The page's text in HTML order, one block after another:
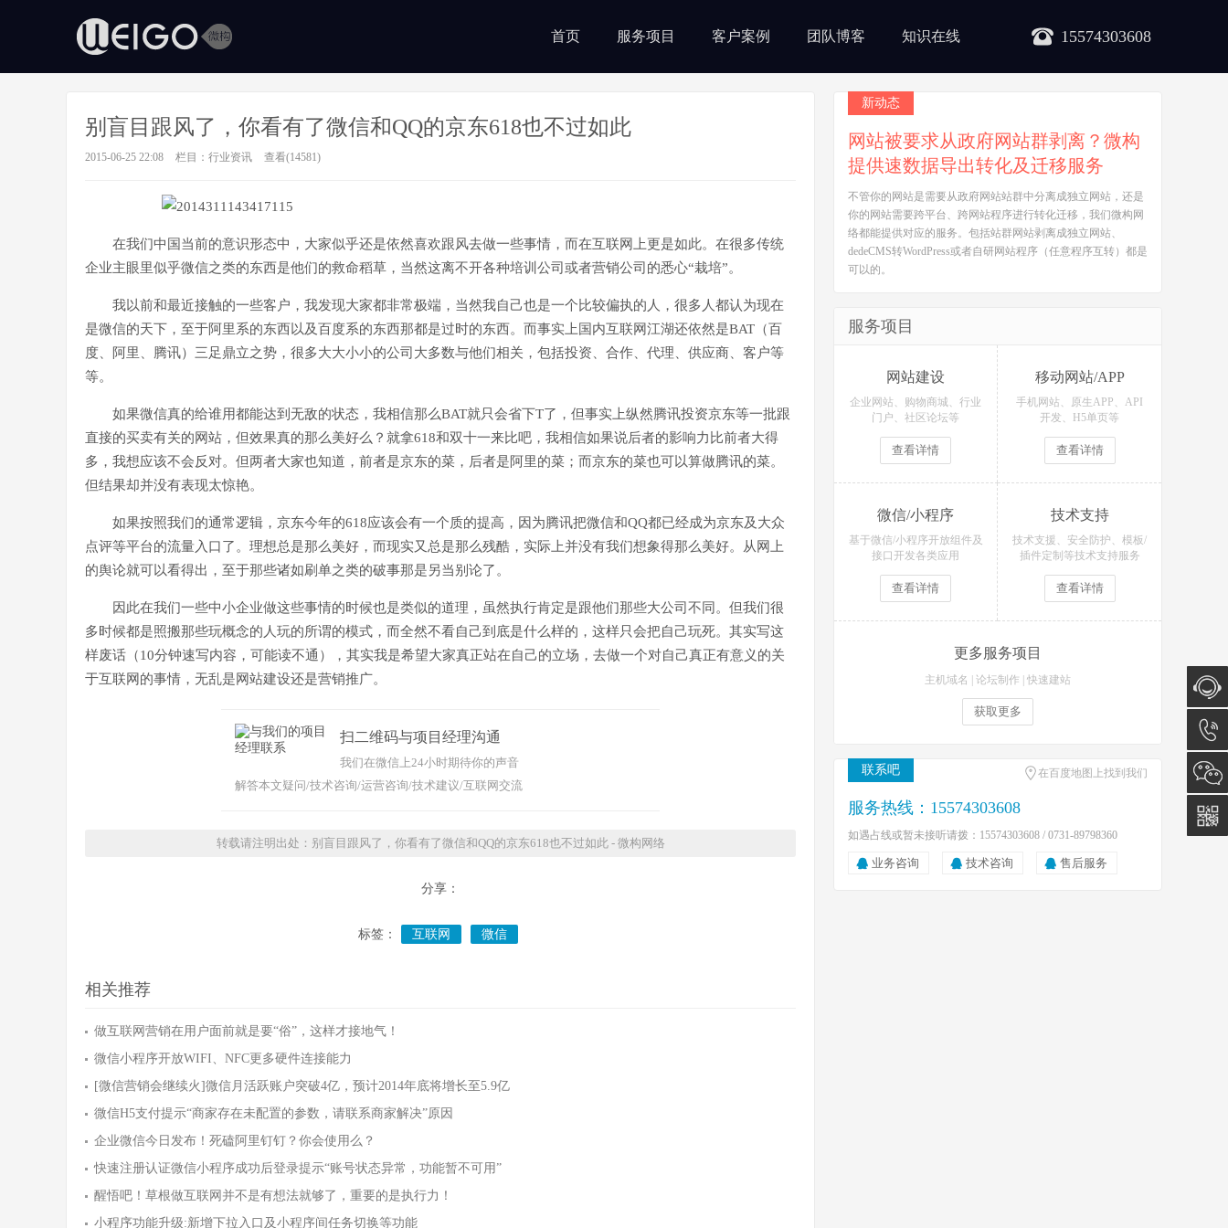
15574303608
首页 服务项目 客户案例 团队博客 知识在线
别盲目跟风了，你看有了微信和QQ的京东618也不过如此
2015-06-25 22:08 栏目： 行业资讯 查看(14581)
在我们中国当前的意识形态中，大家似乎还是依然喜欢跟风去做一些事情，而在互联网上更是如此。在很多传统
企业主眼里似乎微信之类的东西是他们的救命稻草，当然这离不开各种培训公司或者营销公司的悉心“栽培”。
我以前和最近接触的一些客户，我发现大家都非常极端，当然我自己也是一个比较偏执的人，很多人都认为现在
是微信的天下，至于阿里系的东西以及百度系的东西那都是过时的东西。而事实上国内互联网江湖还依然是BAT（百
度、阿里、腾讯）三足鼎立之势，很多大大小小的公司大多数与他们相关，包括投资、合作、代理、供应商、客户等
等。
如果微信真的给谁用都能达到无敌的状态，我相信那么BAT就只会省下T了，但事实上纵然腾讯投资京东等一批跟
直接的买卖有关的网站，但效果真的那么美好么？就拿618和双十一来比吧，我相信如果说后者的影响力比前者大得
多，我想应该不会反对。但两者大家也知道，前者是京东的菜，后者是阿里的菜；而京东的菜也可以算做腾讯的菜。
但结果却并没有表现太惊艳。
如果按照我们的通常逻辑，京东今年的618应该会有一个质的提高，因为腾讯把微信和QQ都已经成为京东及大众
点评等平台的流量入口了。理想总是那么美好，而现实又总是那么残酷，实际上并没有我们想象得那么美好。从网上
的舆论就可以看得出，至于那些诸如刷单之类的破事那是另当别论了。
因此在我们一些中小企业做这些事情的时候也是类似的道理，虽然执行肯定是跟他们那些大公司不同。但我们很
多时候都是照搬那些玩概念的人玩的所谓的模式，而全然不看自己到底是什么样的，这样只会把自己玩死。其实写这
样废话（10分钟速写内容，可能读不通），其实我是希望大家真正站在自己的立场，去做一个对自己真正有意义的关
于互联网的事情，无乱是网站建设还是营销推广。
扫二维码与项目经理沟通
我们在微信上24小时期待你的声音
解答本文疑问/技术咨询/运营咨询/技术建议/互联网交流
转载请注明出处：别盲目跟风了，你看有了微信和QQ的京东618也不过如此 - 微构网络
分享：
标签： 互联网 微信
相关推荐
做互联网营销在用户面前就是要“俗”，这样才接地气！
微信小程序开放WIFI、NFC更多硬件连接能力
[微信营销会继续火]微信月活跃账户突破4亿，预计2014年底将增长至5.9亿
微信H5支付提示“商家存在未配置的参数，请联系商家解决”原因
企业微信今日发布！死磕阿里钉钉？你会使用么？
快速注册认证微信小程序成功后登录提示“账号状态异常，功能暂不可用”
醒悟吧！草根做互联网并不是有想法就够了，重要的是执行力！
小程序功能升级:新增下拉入口及小程序间任务切换等功能
新动态
网站被要求从政府网站群剥离？微构
提供速数据导出转化及迁移服务
不管你的网站是需要从政府网站站群中分离成独立网站，还是
你的网站需要跨平台、跨网站程序进行转化迁移，我们微构网
络都能提供对应的服务。包括站群网站剥离成独立网站、
dedeCMS转WordPress或者自研网站程序（任意程序互转）都是
可以的。
服务项目
网站建设
企业网站、购物商城、行业
门户、社区论坛等
查看详情
移动网站/APP
手机网站、原生APP、API
开发、H5单页等
查看详情
微信/小程序
基于微信/小程序开放组件及
接口开发各类应用
查看详情
技术支持
技术支援、安全防护、模板/
插件定制等技术支持服务
查看详情
更多服务项目
主机域名 论坛制作 快速建站
获取更多
联系吧 在百度地图上找到我们
服务热线：15574303608
如遇占线或暂未接听请拨：15574303608 / 0731-89798360
业务咨询 技术咨询 售后服务
在线咨
询